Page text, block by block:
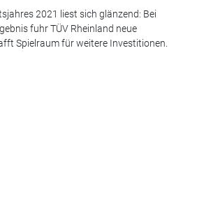
2021 liest sich glänzend: Bei
fuhr TÜV Rheinland neue
Spielraum für weitere Investitionen.